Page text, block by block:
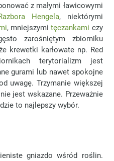
z małymi ławicowymi
Hengela, niektórymi
, mniejszymitęczankami czy
zarośniętym zbiorniku
krewetki karłowate np. Red
terytorializm jest
gurami lub nawet spokojne
uwagę. Trzymanie większej
jest wskazane. Przeważnie
to najlepszy wybór.
gniazdo wśród roślin.